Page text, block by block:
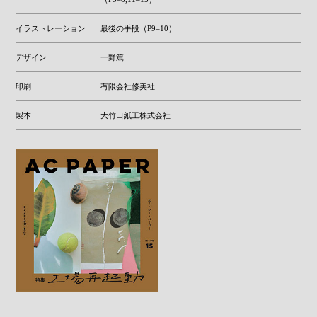
イラストレーション 最後の手段（P9–10）
デザイン 一野篤
印刷 有限会社修美社
製本 大竹口紙工株式会社